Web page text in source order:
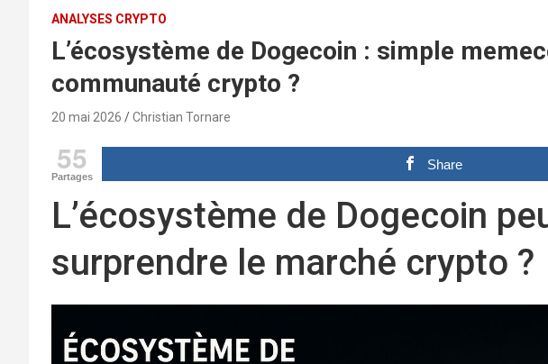
ANALYSES CRYPTO
L’écosystème de Dogecoin : simple
communauté crypto ?
20 mai 2026 Christian Tornare
55
Partages
Share
L’écosystème de Dogecoin
surprendre le marché crypto ?